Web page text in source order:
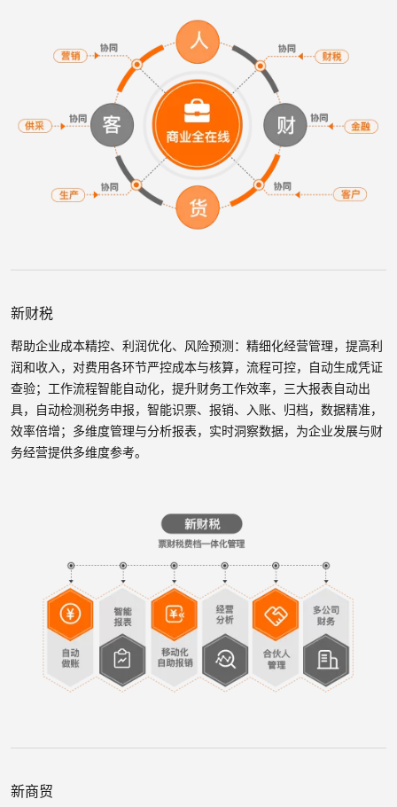
新财税
帮助企业成本精控、利润优化、风险预测：精细化经营管理，提高利
润和收入，对费用各环节严控成本与核算，流程可控，自动生成凭证
查验；工作流程智能自动化，提升财务工作效率，三大报表自动出
具，自动检测税务申报，智能识票、报销、入账、归档，数据精准，
效率倍增；多维度管理与分析报表，实时洞察数据，为企业发展与财
务经营提供多维度参考。
新商贸